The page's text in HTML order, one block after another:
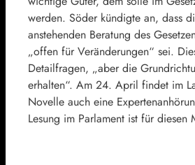
werden. Söder kündigte an, dass
anstehenden Beratung des
„offen für Veränderungen“ sei.
Detailfragen, „aber die
erhalten“. Am 24. April findet im
Novelle auch eine
Lesung im Parlament ist für diesen